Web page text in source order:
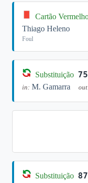
Cartão
Thiago Heleno
Foul
Substituição
in: M. Gamarra
Substituição